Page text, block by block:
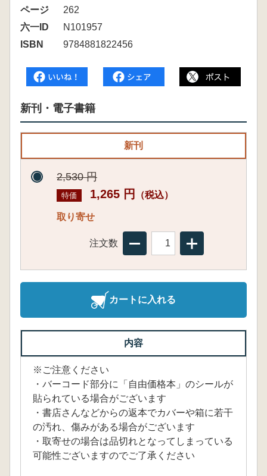
ページ
262
六一ID
N101957
ISBN
9784881822456
新刊・電子書籍
新刊
2,530 円
特価 1,265 円 （税込）
取り寄せ
注文数
カートに入れる
内容
※ご注意ください
・バーコード部分に「自由価格本」のシールが
貼られている場合がございます
・書店さんなどからの返本でカバーや箱に若干
の汚れ、傷みがある場合がございます
・取寄せの場合は品切れとなってしまっている
可能性ございますのでご了承ください